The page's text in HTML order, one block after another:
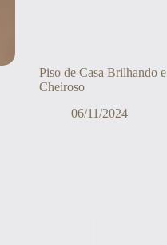
Piso de Casa Brilhando e
Cheiroso
06/11/2024